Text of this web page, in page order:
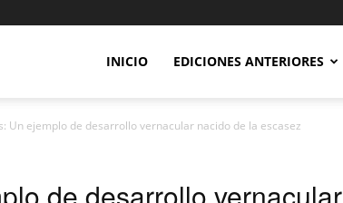
INICIO EDICIONES ANTERIORES
Un ejemplo de desarrollo vernacular nacido de la escasez